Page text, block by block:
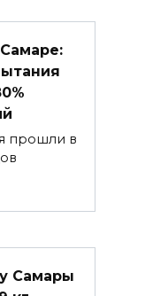
прошли в
Самары